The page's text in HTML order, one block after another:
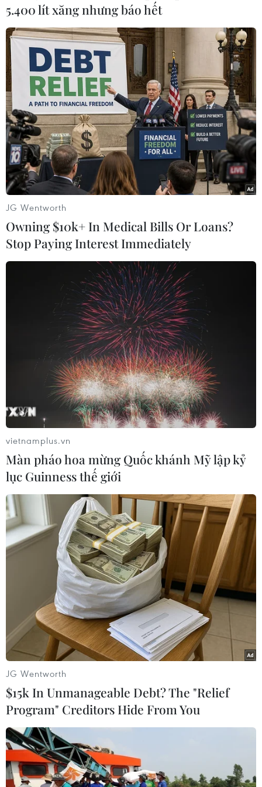
#Israel #Cải cách tư pháp
#Biểu tình
#Quốc hội Israel
#Benjamin Netanyahu
#Tel Aviv
Israel
Theo dõi VietnamPlus
TIN LIÊN QUAN
Người dân Israel tiếp tục biểu tình phản
đối cải cách tư pháp
14/05/2023 00:03
Bất chấp việc phong trào Thánh chiến Hồi giáo Palestine
(PIJ) ở Dải Gaza vẫn đang nã rocket, hàng nghìn người
dân Israel tiếp tục xuống đường biểu tình nhằm phản
đối kế hoạch cải cách tư pháp.
5.400 lít xăng nhưng báo hết
JG Wentworth
Owning $10k+ In Medical Bills Or Loans?
Stop Paying Interest Immediately
vietnamplus.vn
Màn pháo hoa mừng Quốc khánh Mỹ lập kỷ
lục Guinness thế giới
JG Wentworth
$15k In Unmanageable Debt? The "Relief
Program" Creditors Hide From You